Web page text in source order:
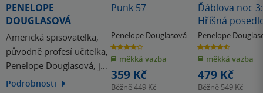
PENELOPE
DOUGLASOVÁ
Americká spisovatelka,
původně profesí učitelka,
Penelope Douglasová, je
autorkou řady erotických
Podrobnosti
Punk 57
Penelope Douglasová
4.2
z
5
hvězdiček
měkká vazba
359 Kč
Běžně449 Kč
Ďáblova noc 3:
Hříšná
Penelope
4.6
z
5
hvězdiček
měkká vazba
479 Kč
Běžně 549 Kč